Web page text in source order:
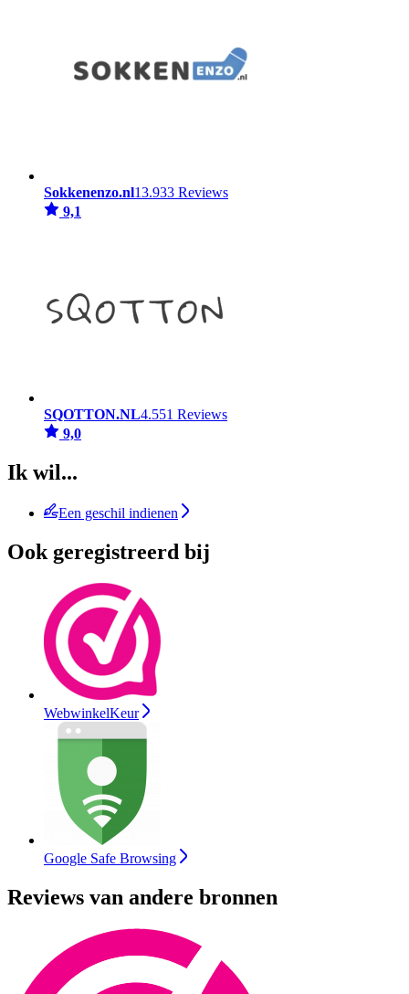
Sokkenenzo.nl13.933 Reviews
9,1
SQOTTON.NL4.551 Reviews
9,0
Ik wil...
Een geschil indienen
Ook geregistreerd bij
WebwinkelKeur
Google Safe Browsing
Reviews van andere bronnen